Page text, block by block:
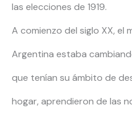
las elecciones de 1919.
A comienzo del siglo XX, el
Argentina estaba
que tenían su ámbito de
hogar, aprendieron de las